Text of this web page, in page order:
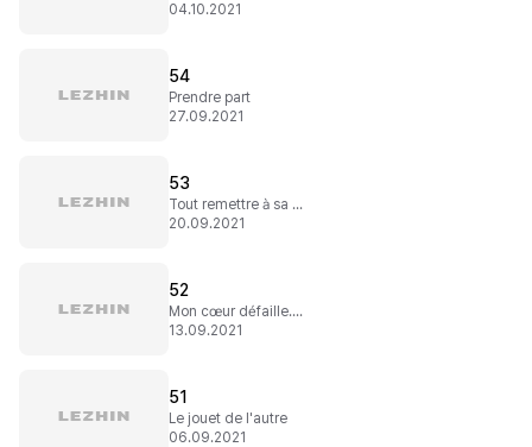
04.10.2021
54
Prendre part
27.09.2021
53
Tout remettre à sa place
20.09.2021
52
Mon cœur défaille...sans toi
13.09.2021
51
Le jouet de l'autre
06.09.2021